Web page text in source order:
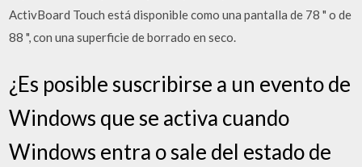
ActivBoard Touch está disponible como una pantalla de 78 " o de
88 ", con una superficie de borrado en seco.
¿Es posible suscribirse a un evento de
Windows que se activa cuando
Windows entra o sale del estado de